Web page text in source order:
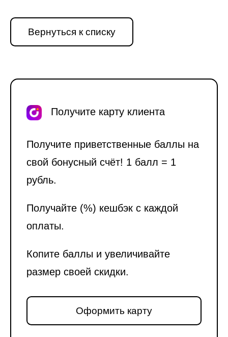
Получите карту клиента
Получите приветственные баллы на
свой бонусный счёт! 1 балл = 1
рубль.
Получайте (%) кешбэк с каждой
оплаты.
Копите баллы и увеличивайте
размер своей скидки.
Оформить карту
Вернуться к списку